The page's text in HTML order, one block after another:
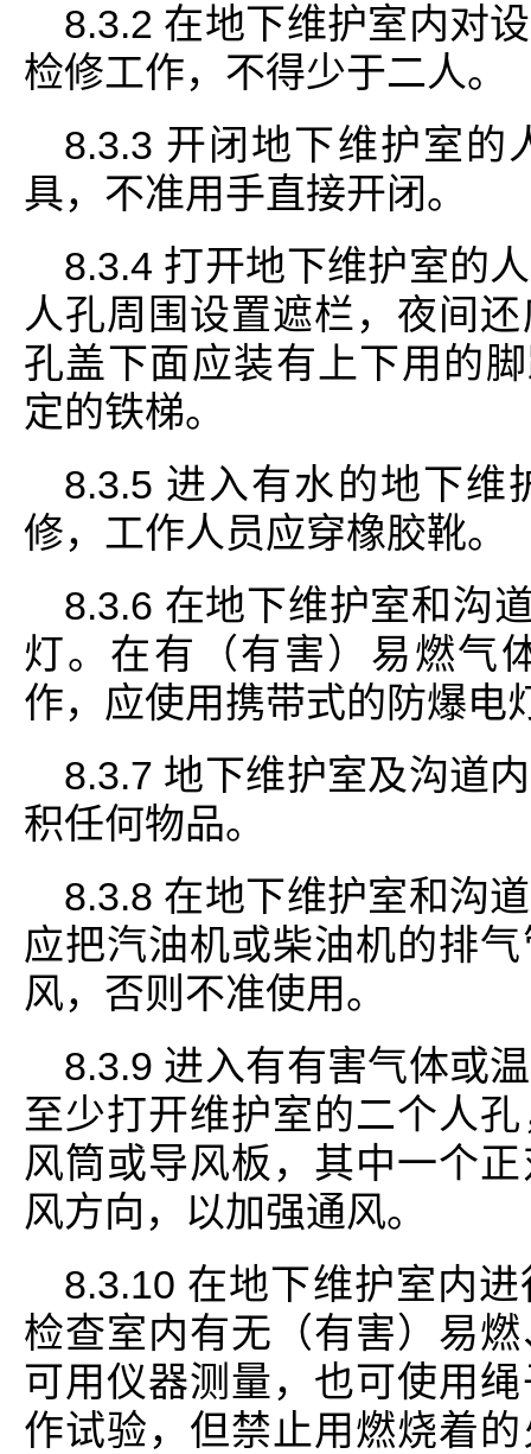
8.3.2 在地下维护室内对
检修工作，不得少于二人。
8.3.3 开闭地下维护室的
具，不准用手直接开闭。
8.3.4 打开地下维护室的
人孔周围设置遮栏，夜间
孔盖下面应装有上下用的
定的铁梯。
8.3.5 进入有水的地下维
修，工作人员应穿橡胶靴。
8.3.6 在地下维护室和沟
灯。在有（有害）易燃气
作，应使用携带式的防爆电
8.3.7 地下维护室及沟道
积任何物品。
8.3.8 在地下维护室和沟
应把汽油机或柴油机的排
风，否则不准使用。
8.3.9 进入有有害气体或
至少打开维护室的二个人
风筒或导风板，其中一个
风方向，以加强通风。
8.3.10 在地下维护室内
检查室内有无（有害）易
可用仪器测量，也可使用
作试验，但禁止用燃烧着